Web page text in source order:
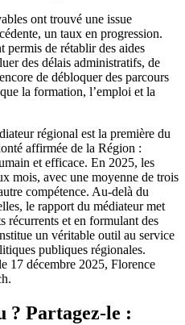
ont trouvé une issue
un taux en progression.
permis de rétablir des aides
des délais administratifs, de
de débloquer des parcours
la formation, l’emploi et la
régional est la première du
affirmée de la Région :
et efficace. En 2025, les
mois, avec une moyenne de trois
compétence. Au-delà du
le rapport du médiateur met
récurrents et en formulant des
un véritable outil au service
publiques régionales.
17 décembre 2025, Florence
? Partagez-le :